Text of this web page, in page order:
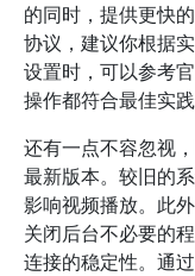
的同时，提供更快
协议，建议你根据
设置时，可以参考
操作都符合最佳实
还有一点不容忽视
最新版本。较旧的
影响视频播放。此
关闭后台不必要的
连接的稳定性。通